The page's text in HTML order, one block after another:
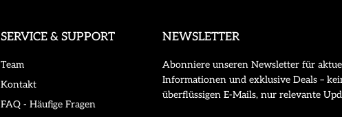
SERVICE & SUPPORT
Team
Kontakt
FAQ - Häufige Fragen
NEWSLETTER
Abonniere unseren Newsletter für
Informationen und exklusive Deals –
überflüssigen E-Mails, nur relevante